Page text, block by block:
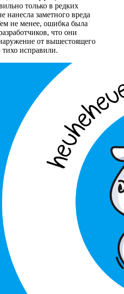
только в редких
нанесла заметного вреда
не менее, ошибка была
что они
от вышестоящего
тихо исправили.